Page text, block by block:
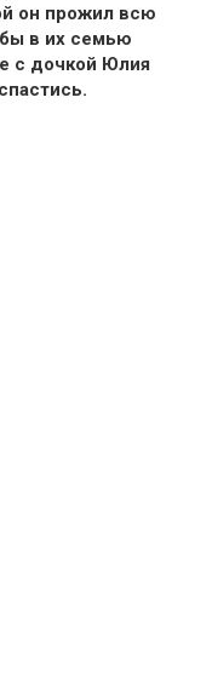
он прожил всю
в их семью
с дочкой Юлия